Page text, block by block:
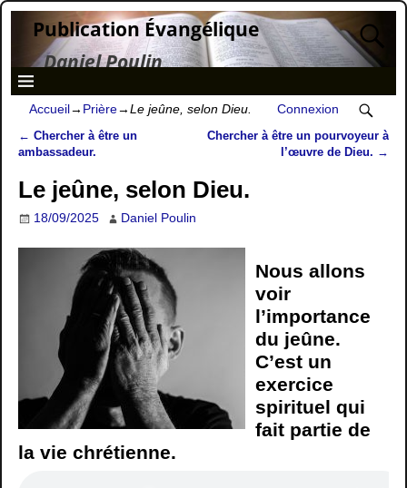
Publication Évangélique
Daniel Poulin
Accueil→ Prière→Le jeûne, selon Dieu. Connexion
Navigation des articles
← Chercher à être un
ambassadeur.
Chercher à être un pourvoyeur à
l’œuvre de Dieu. →
Le jeûne, selon Dieu.
18/09/2025 Daniel Poulin
Nous allons
voir
l’importance
du jeûne.
C’est un
exercice
spirituel qui
fait partie de
la vie chrétienne.